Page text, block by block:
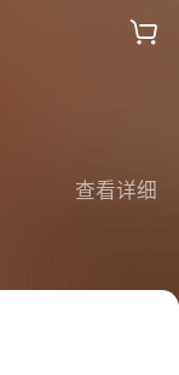
查看详细